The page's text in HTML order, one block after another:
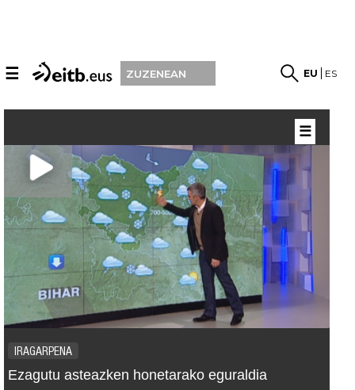
☰ ZUZENEAN EU ES
IRAGARPENA
Ezagutu asteazken honetarako eguraldia
☰